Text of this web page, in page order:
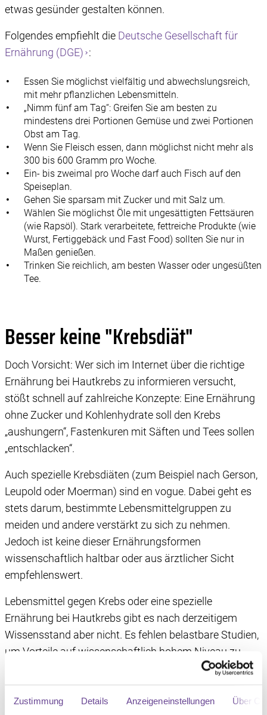
Zustimmung Details Anzeigeneinstellungen Über
etwas gesünder gestalten können.
Folgendes empfiehlt die Deutsche Gesellschaft für
Ernährung (DGE) :
Essen Sie möglichst vielfältig und abwechslungsreich,
mit mehr pflanzlichen Lebensmitteln.
„Nimm fünf am Tag“: Greifen Sie am besten zu
mindestens drei Portionen Gemüse und zwei Portionen
Obst am Tag.
Wenn Sie Fleisch essen, dann möglichst nicht mehr als
300 bis 600 Gramm pro Woche.
Ein- bis zweimal pro Woche darf auch Fisch auf den
Speiseplan.
Gehen Sie sparsam mit Zucker und mit Salz um.
Wählen Sie möglichst Öle mit ungesättigten Fettsäuren
(wie Rapsöl). Stark verarbeitete, fettreiche Produkte (wie
Wurst, Fertiggebäck und Fast Food) sollten Sie nur in
Maßen genießen.
Trinken Sie reichlich, am besten Wasser oder ungesüßten
Tee.
Besser keine "Krebsdiät"
Doch Vorsicht: Wer sich im Internet über die richtige
Ernährung bei Hautkrebs zu informieren versucht,
stößt schnell auf zahlreiche Konzepte: Eine Ernährung
ohne Zucker und Kohlenhydrate soll den Krebs
„aushungern“, Fastenkuren mit Säften und Tees sollen
„entschlacken“.
Auch spezielle Krebsdiäten (zum Beispiel nach Gerson,
Leupold oder Moerman) sind en vogue. Dabei geht es
stets darum, bestimmte Lebensmittelgruppen zu
meiden und andere verstärkt zu sich zu nehmen.
Jedoch ist keine dieser Ernährungsformen
wissenschaftlich haltbar oder aus ärztlicher Sicht
empfehlenswert.
Lebensmittel gegen Krebs oder eine spezielle
Ernährung bei Hautkrebs gibt es nach derzeitigem
Wissensstand aber nicht. Es fehlen belastbare Studien,
um Vorteile auf wissenschaftlich hohem Niveau zu
belegen. Expert:innen raten Krebserkrankten davon ab,
ihre Ernährung einzuschränken, da es schnell zu einer
Unterversorgung mit Energie oder einzelnen